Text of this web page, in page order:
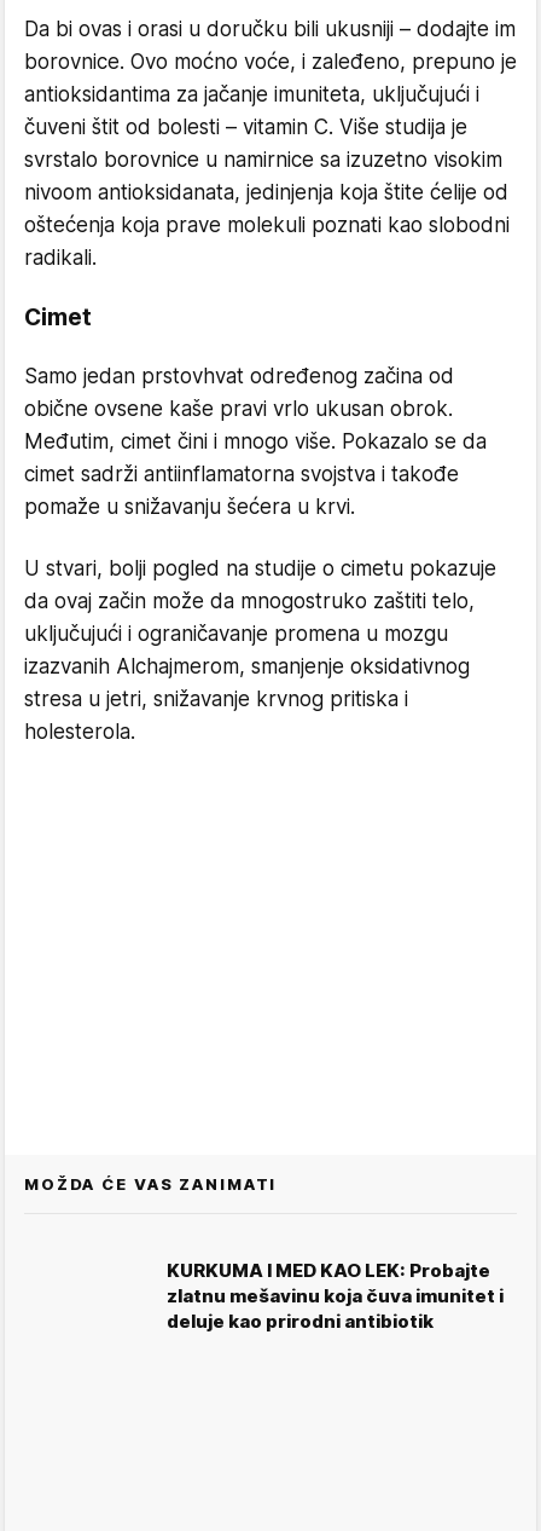
Da bi ovas i orasi u doručku bili ukusniji – dodajte im
borovnice. Ovo moćno voće, i zaleđeno, prepuno je
antioksidantima za jačanje imuniteta, uključujući i
čuveni štit od bolesti – vitamin C. Više studija je
svrstalo borovnice u namirnice sa izuzetno visokim
nivoom antioksidanata, jedinjenja koja štite ćelije od
oštećenja koja prave molekuli poznati kao slobodni
radikali.
Cimet
Samo jedan prstovhvat određenog začina od
obične ovsene kaše pravi vrlo ukusan obrok.
Međutim, cimet čini i mnogo više. Pokazalo se da
cimet sadrži antiinflamatorna svojstva i takođe
pomaže u snižavanju šećera u krvi.
U stvari, bolji pogled na studije o cimetu pokazuje
da ovaj začin može da mnogostruko zaštiti telo,
uključujući i ograničavanje promena u mozgu
izazvanih Alchajmerom, smanjenje oksidativnog
stresa u jetri, snižavanje krvnog pritiska i
holesterola.
MOŽDA ĆE VAS ZANIMATI
KURKUMA I MED KAO LEK: Probajte
zlatnu mešavinu koja čuva imunitet i
deluje kao prirodni antibiotik